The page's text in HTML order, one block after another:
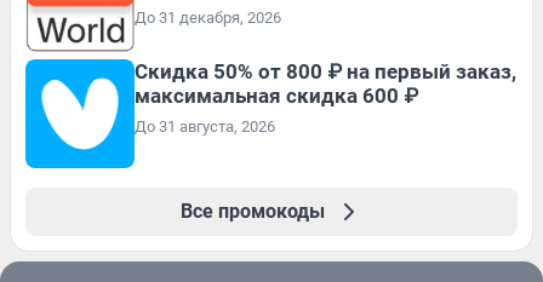
До 31 декабря, 2026
Скидка 50% от 800 ₽ на первый заказ,
максимальная скидка 600 ₽
До 31 августа, 2026
Все промокоды